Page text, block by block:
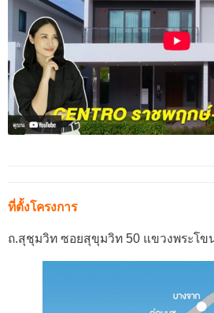
ที่ตั้งโครงการ
ถ.สุชุมวิท ซอยสุขุมวิท 50 แขวงพระโขน